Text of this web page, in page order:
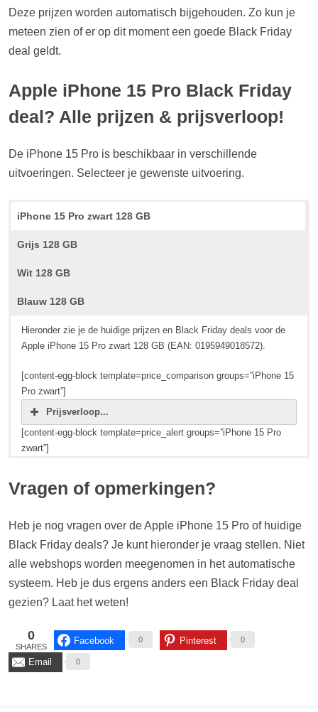
Deze prijzen worden automatisch bijgehouden. Zo kun je
meteen zien of er op dit moment een goede Black Friday
deal geldt.
Apple iPhone 15 Pro Black Friday
deal? Alle prijzen & prijsverloop!
De iPhone 15 Pro is beschikbaar in verschillende
uitvoeringen. Selecteer je gewenste uitvoering.
iPhone 15 Pro zwart 128 GB
Grijs 128 GB
Wit 128 GB
Blauw 128 GB
Hieronder zie je de huidige prijzen en Black Friday deals voor de
Apple iPhone 15 Pro zwart 128 GB (EAN: 0195949018572).
[content-egg-block template=price_comparison groups=”iPhone 15
Pro zwart”]
Prijsverloop...
[content-egg-block template=price_alert groups=”iPhone 15 Pro
zwart”]
Pro grijs”]
Prijsverloop...
[content-egg-block template=price_alert groups=”iPhone 15 Pro
grijs”]
Pro wit”]
Prijsverloop...
[content-egg-block template=price_alert groups=”iPhone 15 Pro
wit”]
Pro blauw”]
Prijsverloop...
[content-egg-block template=price_alert groups=”iPhone 15 Pro
blauw”]
Vragen of opmerkingen?
Heb je nog vragen over de Apple iPhone 15 Pro of huidige
Black Friday deals? Je kunt hieronder je vraag stellen. Niet
alle webshops worden meegenomen in het automatische
systeem. Heb je dus ergens anders een Black Friday deal
gezien? Laat het weten!
0
SHARES
Facebook 0 Pinterest 0
Email 0